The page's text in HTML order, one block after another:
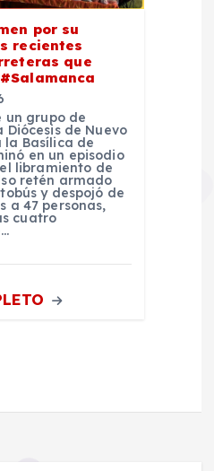
por su
recientes
que
un grupo de
Diócesis de Nuevo
la Basílica de
en un episodio
libramiento de
retén armado
y despojó de
a 47 personas,
cuatro